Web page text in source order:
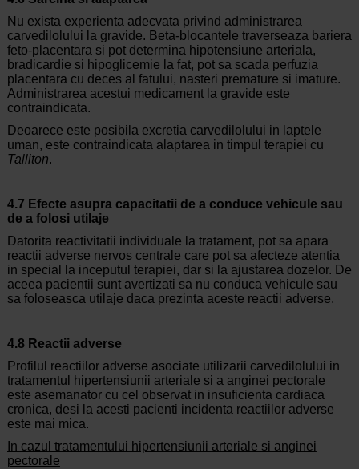
Nu exista experienta adecvata privind administrarea
carvedilolului la gravide. Beta-blocantele traverseaza bariera
feto-placentara si pot determina hipotensiune arteriala,
bradicardie si hipoglicemie la fat, pot sa scada perfuzia
placentara cu deces al fatului, nasteri premature si imature.
Administrarea acestui medicament la gravide este
contraindicata.
Deoarece este posibila excretia carvedilolului in laptele
uman, este contraindicata alaptarea in timpul terapiei cu
Talliton.
4.7 Efecte asupra capacitatii de a conduce vehicule sau
de a folosi utilaje
Datorita reactivitatii individuale la tratament, pot sa apara
reactii adverse nervos centrale care pot sa afecteze atentia
in special la inceputul terapiei, dar si la ajustarea dozelor. De
aceea pacientii sunt avertizati sa nu conduca vehicule sau
sa foloseasca utilaje daca prezinta aceste reactii adverse.
4.8 Reactii adverse
Profilul reactiilor adverse asociate utilizarii carvedilolului in
tratamentul hipertensiunii arteriale si a anginei pectorale
este asemanator cu cel observat in insuficienta cardiaca
cronica, desi la acesti pacienti incidenta reactiilor adverse
este mai mica.
In cazul tratamentului hipertensiunii arteriale si anginei
pectorale